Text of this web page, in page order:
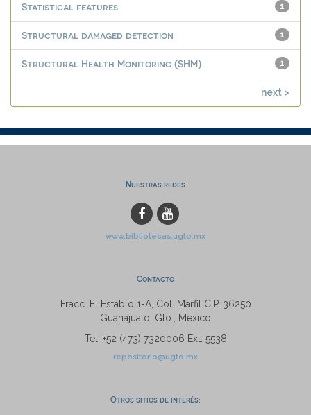
1
Statistical features
1
Structural damaged detection
1
Structural Health Monitoring (SHM)
next >
Nuestras redes
www.bibliotecas.ugto.mx
Contacto
Fracc. El Establo 1-A, Col. Marfil C.P. 36250
Guanajuato, Gto., México
Tel: +52 (473) 7320006 Ext. 5538
repositorio@ugto.mx
Otros sitios de interés: